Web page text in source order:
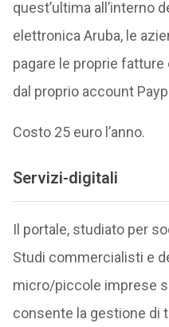
quest’ultima all’interno
elettronica Aruba, le
pagare le proprie
dal proprio account
Costo 25 euro l’anno.
Servizi-digitali
Il portale, studiato per
Studi commercialisti e
micro/piccole imprese
consente la gestione di